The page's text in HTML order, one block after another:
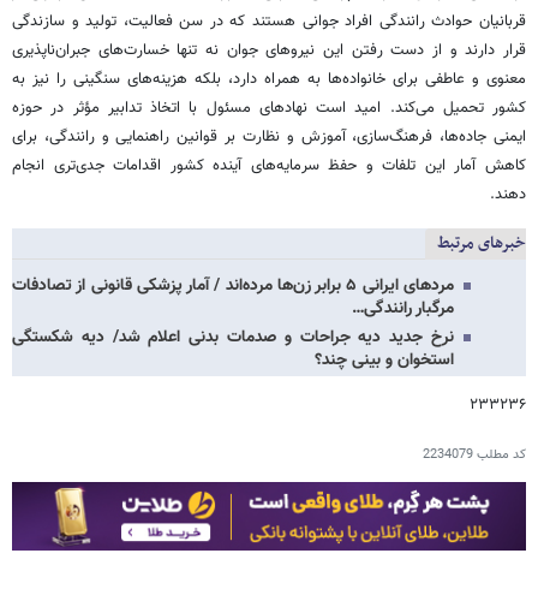
قربانیان حوادث رانندگی افراد جوانی هستند که در سن فعالیت، تولید و سازندگی
قرار دارند و از دست رفتن این نیروهای جوان نه تنها خسارت‌های جبران‌ناپذیری
معنوی و عاطفی برای خانواده‌ها به همراه دارد، بلکه هزینه‌های سنگینی را نیز به
کشور تحمیل می‌کند. امید است نهادهای مسئول با اتخاذ تدابیر مؤثر در حوزه
ایمنی جاده‌ها، فرهنگ‌سازی، آموزش و نظارت بر قوانین راهنمایی و رانندگی، برای
کاهش آمار این تلفات و حفظ سرمایه‌های آینده کشور اقدامات جدی‌تری انجام
دهند.
خبرهای مرتبط
مردهای ایرانی ۵ برابر زن‌ها مرده‌اند / آمار پزشکی قانونی از تصادفات
مرگبار رانندگی…
نرخ جدید دیه جراحات و صدمات بدنی اعلام شد/ دیه شکستگی
استخوان و بینی چند؟
۲۳۳۲۳۶
کد مطلب2234079